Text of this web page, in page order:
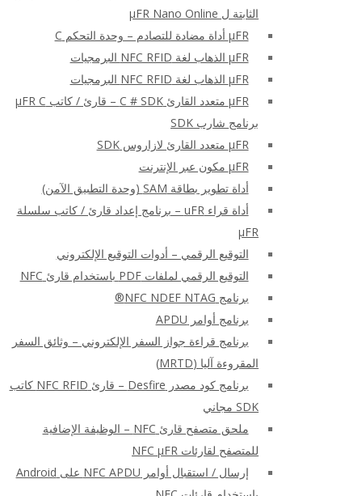
الثابتة ل μFR Nano Online
μFR أداة مضادة للتصادم – وحدة التحكم C
μFR الذهاب لغة NFC RFID البرمجيات
μFR الذهاب لغة NFC RFID البرمجيات
μFR متعدد القارئ C # SDK – قارئ / كاتب μFR C
برنامج شارب SDK
μFR متعدد القارئ لازاروس SDK
μFR مكون عبر الإنترنت
أداة تطوير بطاقة SAM (وحدة التطبيق الآمن)
أداة قراء uFR – برنامج إعداد قارئ / كاتب سلسلة
μFR
التوقيع الرقمي – أدوات التوقيع الإلكتروني
التوقيع الرقمي لملفات PDF باستخدام قارئ NFC
برنامج NFC NDEF NTAG®
برنامج أوامر APDU
برنامج قراءة جواز السفر الإلكتروني – وثائق السفر
المقروءة آليا (MRTD)
برنامج كود مصدر Desfire – قارئ NFC RFID كاتب
SDK مجاني
ملحق متصفح قارئ NFC – الوظيفة الإضافية
للمتصفح لقارئات NFC μFR
إرسال / استقبال أوامر NFC APDU على Android